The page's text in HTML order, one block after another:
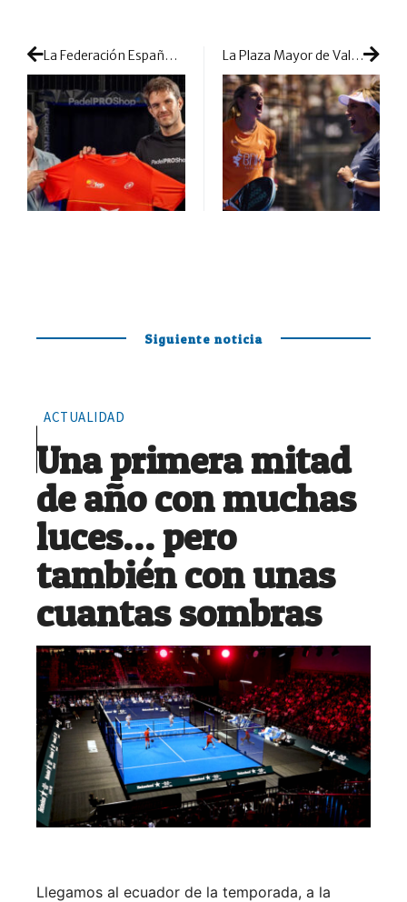
La Federación Española de Pádel encuentra un nuevo apoyo como patrocinador La Plaza Mayor de Valladolid vivirá una final inédita entre Bea-Paula y Ari-Andrea
Siguiente noticia
ACTUALIDAD
Una primera mitad
de año con muchas
luces… pero
también con unas
cuantas sombras
Llegamos al ecuador de la temporada, a la